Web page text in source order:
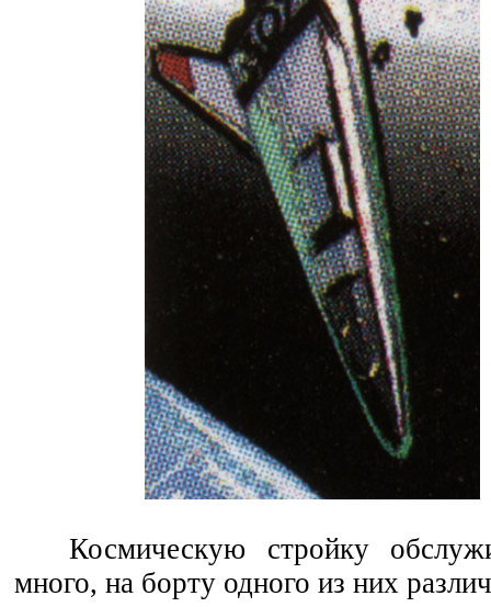
Космическую стройку
много, на борту одного из них